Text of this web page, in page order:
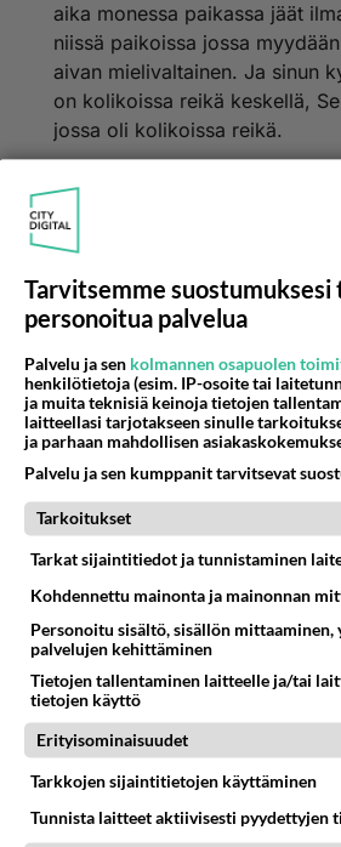
aika monessa paikassa jäät
niissä paikoissa jossa
aivan mielivaltainen. Ja sinun
on kolikoissa reikä keskellä,
jossa oli kolikoissa reikä.
Tarvitsemme
personoitua palvelua
Palvelu ja sen kolmannen osapuolen
henkilötietoja (esim. IP-osoite tai
ja muita teknisiä keinoja tietojen
laitteellasi tarjotakseen sinulle
ja parhaan mahdollisen
Palvelu ja sen kumppanit tarvitsevat
Tarkoitukset
Tarkat sijaintitiedot ja tunnistaminen
Kohdennettu mainonta ja mainonnan
Personoitu sisältö, sisällön
palvelujen kehittäminen
Tietojen tallentaminen laitteelle ja/tai
tietojen käyttö
Erityisominaisuudet
Tarkkojen sijaintitietojen käyttäminen
Tunnista laitteet aktiivisesti pyydettyjen